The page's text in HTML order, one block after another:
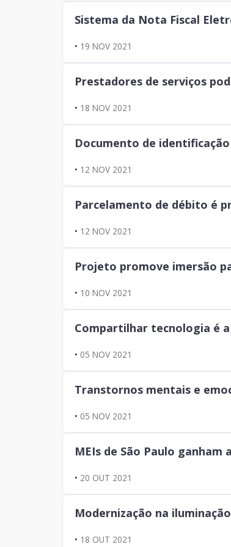
Sistema da Nota Fiscal
• 19 NOV 2021
Prestadores de serviços
• 18 NOV 2021
Documento de
• 12 NOV 2021
Parcelamento de débito é
• 12 NOV 2021
Projeto promove imersão
• 10 NOV 2021
Compartilhar tecnologia é
• 05 NOV 2021
Transtornos mentais e
• 05 NOV 2021
MEIs de São Paulo
• 20 OUT 2021
Modernização na
• 18 OUT 2021